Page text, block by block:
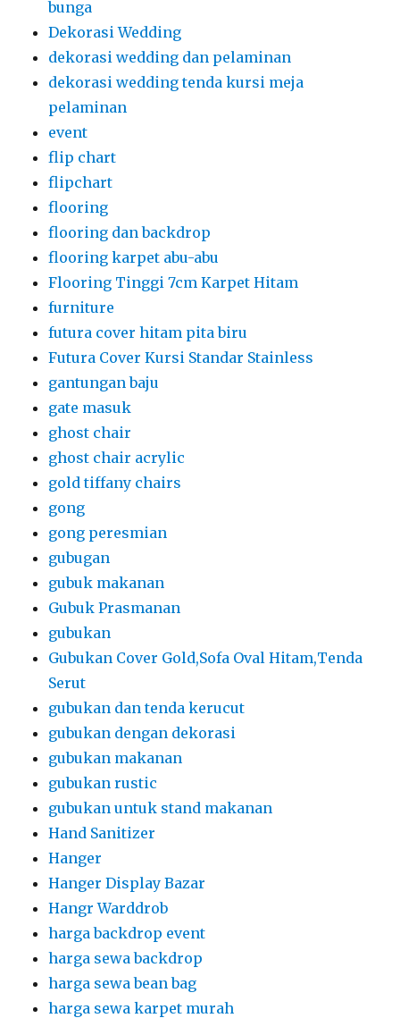
bunga
Dekorasi Wedding
dekorasi wedding dan pelaminan
dekorasi wedding tenda kursi meja
pelaminan
event
flip chart
flipchart
flooring
flooring dan backdrop
flooring karpet abu-abu
Flooring Tinggi 7cm Karpet Hitam
furniture
futura cover hitam pita biru
Futura Cover Kursi Standar Stainless
gantungan baju
gate masuk
ghost chair
ghost chair acrylic
gold tiffany chairs
gong
gong peresmian
gubugan
gubuk makanan
Gubuk Prasmanan
gubukan
Gubukan Cover Gold,Sofa Oval Hitam,Tenda
Serut
gubukan dan tenda kerucut
gubukan dengan dekorasi
gubukan makanan
gubukan rustic
gubukan untuk stand makanan
Hand Sanitizer
Hanger
Hanger Display Bazar
Hangr Warddrob
harga backdrop event
harga sewa backdrop
harga sewa bean bag
harga sewa karpet murah